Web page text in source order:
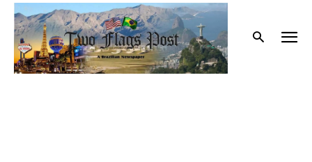
Início Tags Oriente Médio
ORIENTE MÉDIO